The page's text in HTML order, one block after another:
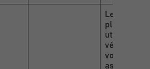
Le numéro
plaque est
utilisé afin
vérifier si
voiture est
assurée